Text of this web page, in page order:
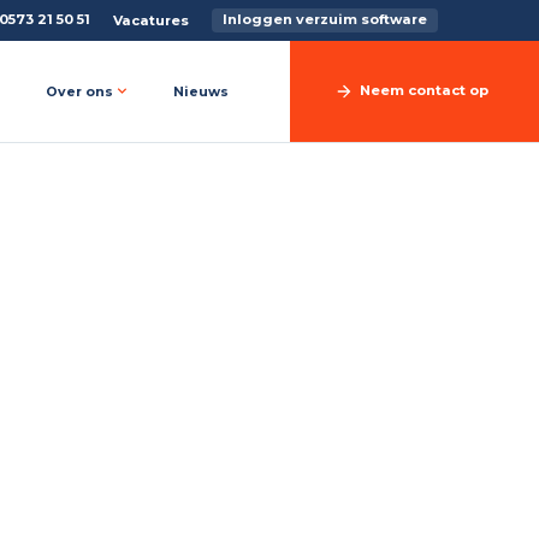
0573 21 50 51 Vacatures Inloggen verzuim software
Over ons Nieuws Neem contact op